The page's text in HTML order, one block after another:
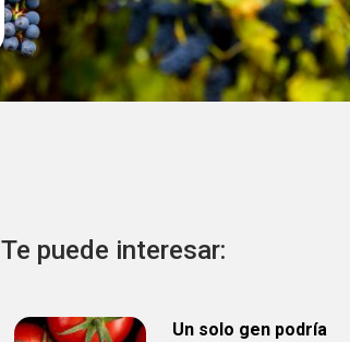
Te puede interesar:
Un solo gen podría